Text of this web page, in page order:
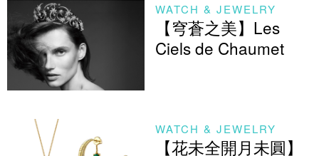
WATCH & JEWELRY
【穹蒼之美】Les
Ciels de Chaumet
WATCH & JEWELRY
【花未全開月未圓】